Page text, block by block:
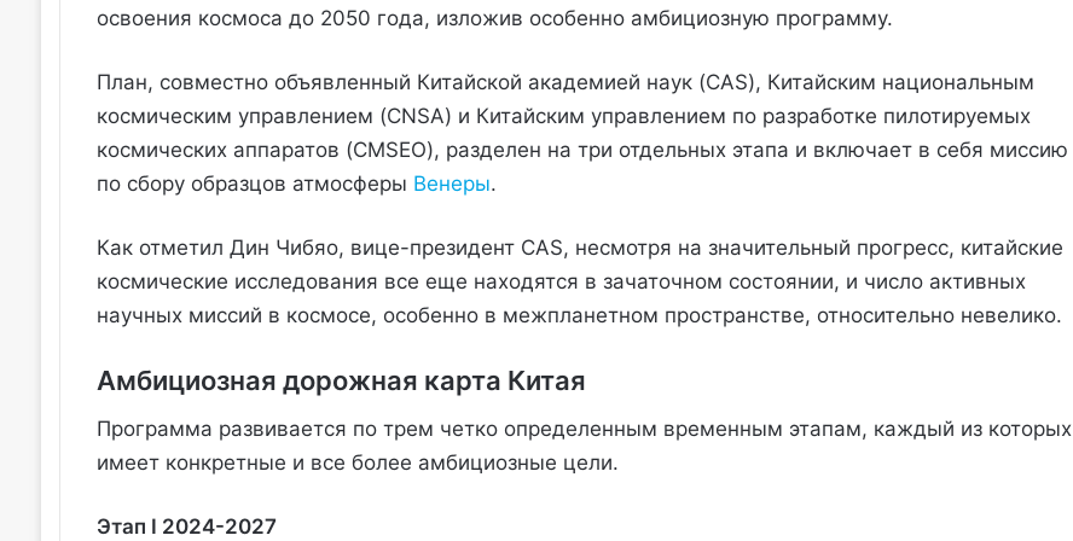
освоения космоса до 2050 года, изложив особенно амбициозную программу.
План, совместно объявленный Китайской академией наук (CAS), Китайским национальным
космическим управлением (CNSA) и Китайским управлением по разработке пилотируемых
космических аппаратов (CMSEO), разделен на три отдельных этапа и включает в себя миссию
по сбору образцов атмосферы Венеры.
Как отметил Дин Чибяо, вице-президент CAS, несмотря на значительный прогресс, китайские
космические исследования все еще находятся в зачаточном состоянии, и число активных
научных миссий в космосе, особенно в межпланетном пространстве, относительно невелико.
Амбициозная дорожная карта Китая
Программа развивается по трем четко определенным временным этапам, каждый из которых
имеет конкретные и все более амбициозные цели.
Этап I 2024-2027